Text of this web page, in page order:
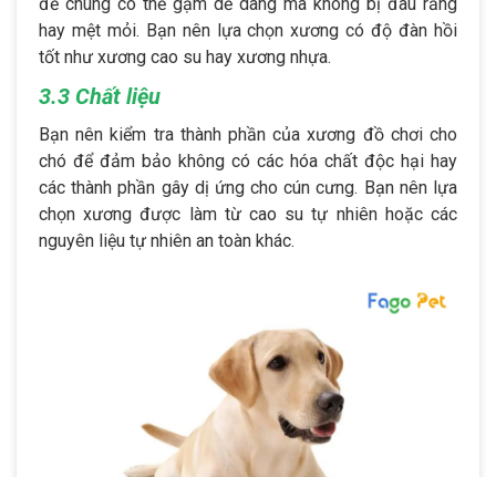
hay mệt mỏi. Bạn nên lựa chọn xương có độ đàn hồi
tốt như xương cao su hay xương nhựa.
3.3 Chất liệu
Bạn nên kiểm tra thành phần của xương đồ chơi cho
chó để đảm bảo không có các hóa chất độc hại hay
các thành phần gây dị ứng cho cún cưng. Bạn nên lựa
chọn xương được làm từ cao su tự nhiên hoặc các
nguyên liệu tự nhiên an toàn khác.